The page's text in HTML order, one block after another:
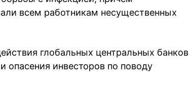
всем работникам несущественных
глобальных центральных банков
опасения инвесторов по поводу